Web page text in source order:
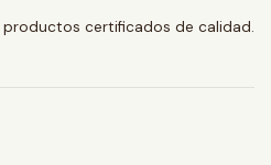
certificados de calidad.